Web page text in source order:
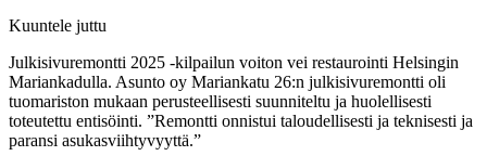
Kuuntele juttu
Julkisivuremontti 2025 -kilpailun voiton vei restaurointi Helsingin
Mariankadulla. Asunto oy Mariankatu 26:n julkisivuremontti oli
tuomariston mukaan perusteellisesti suunniteltu ja huolellisesti
toteutettu entisöinti. ”Remontti onnistui taloudellisesti ja teknisesti ja
paransi asukasviihtyvyyttä.”